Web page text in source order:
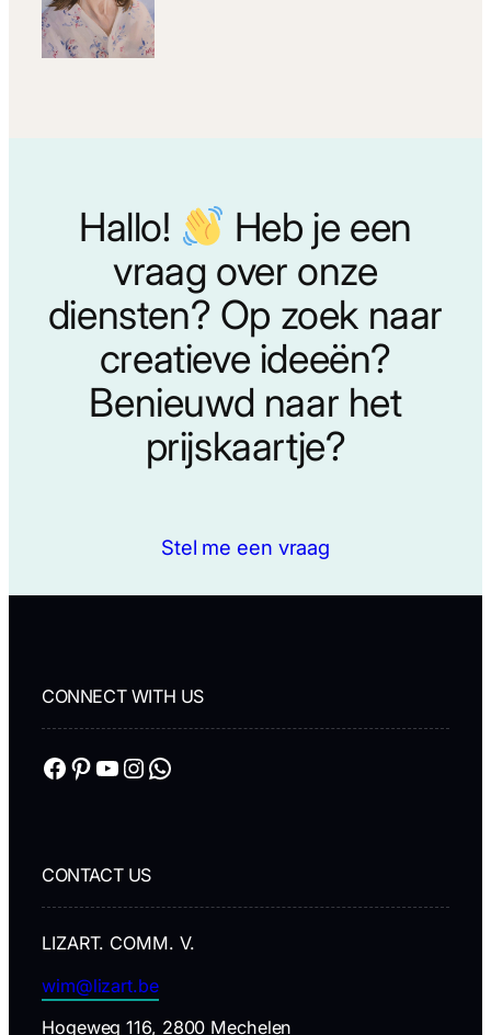
Hallo!
Heb je een
vraag over onze
diensten? Op zoek naar
creatieve ideeën?
Benieuwd naar het
prijskaartje?
Stel me een vraag
CONNECT WITH US
Facebook Pinterest YouTube Instagram WhatsApp
CONTACT US
LIZART. COMM. V.
wim@lizart.be
Hogeweg 116, 2800 Mechelen